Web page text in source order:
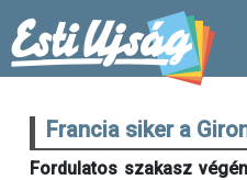
Francia siker a
Fordulatos szakasz